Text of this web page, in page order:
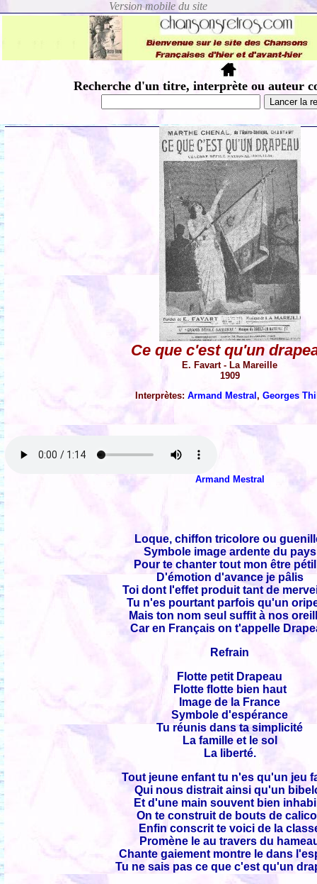
Recherche d'un titre, interprète ou auteur
Ce que c'est qu'un
E. Favart - La Mareille
1909
Interprètes: Armand Mestral , Georges
Armand Mestral
Loque, chiffon tricolore ou
Symbole image ardente du pays
Pour te chanter tout mon être
D'émotion d'avance je pâlis
Toi dont l'effet produit tant de
Tu n'es pourtant parfois qu'un
Mais ton nom seul suffit à nos
Car en Français on t'appelle
Refrain
Flotte petit Drapeau
Flotte flotte bien haut
Image de la France
Symbole d'espérance
Tu réunis dans ta simplicité
La famille et le sol
La liberté.
Tout jeune enfant tu n'es qu'un jeu
Qui nous distrait ainsi qu'un
Et d'une main souvent bien
On te construit de bouts de
Enfin conscrit te voici de la
Promène le au travers du
Chante gaiement montre le dans
Tu ne sais pas ce que c'est qu'un